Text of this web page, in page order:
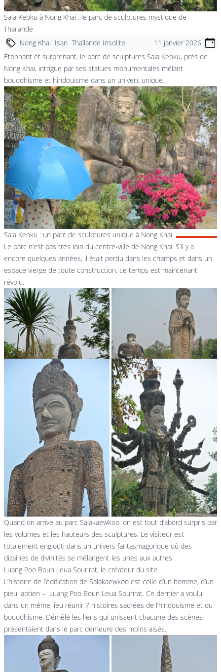
Sala Keoku à Nong Khai : le parc de sculptures mystique de
Thaïlande
Nong Khai Isan Thaïlande Insolite
11 janvier 2026
Étonnant et surprenant, le parc de sculptures Sala Keoku, près de
Nong Khai, intrigue par ses statues monumentales mêlant
bouddhisme et hindouisme dans un univers unique.
Sala Keoku : un parc de sculptures unique à Nong Khai
Le parc n’est pas très loin du centre-ville de Nong Khai. S’il y a
encore quelques années, il était perdu dans les champs et dans un
espace vierge de toute construction, ce temps est maintenant
révolu.
Quand on arrive au parc Salakaewkoo, on est tout d’abord surpris par
les volumes et les hauteurs des sculptures. Le visiteur est
totalement englouti dans un univers fantasmagorique où des
dizaines de divinités se mélangent les unes aux autres.
Luang Poo Boun Leua Sourirat, le créateur du site
L’histoire de l’édification de Salakaewkoo est celle d’un homme, d’un
pieu laotien – Luang Poo Boun Leua Sourirat. Ce dernier a voulu
dans un même lieu réunir 7 histoires sacrées de l’hindouisme et du
bouddhisme. Démêlé les liens qui unissent chacune des scènes
présentaient dans le parc demeure des moins aisés.